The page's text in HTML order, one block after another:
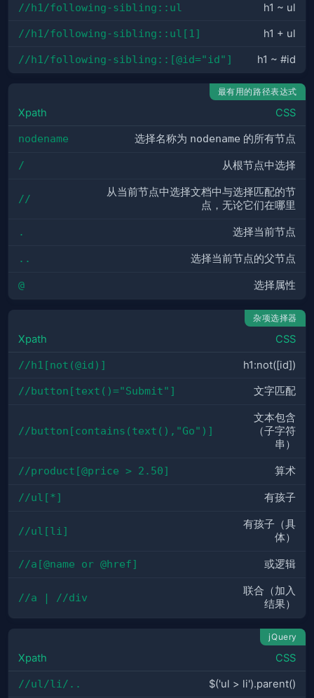
//h1/following-sibling::ul h1 ~ ul
//h1/following-sibling::ul[1] h1 + ul
//h1/following-sibling::[@id="id"] h1 ~ #id
最有用的路径表达式
Xpath CSS
nodename 选择名称为 nodename 的所有节点
/ 从根节点中选择
//
从当前节点中选择文档中与选择匹配的节
点，无论它们在哪里
. 选择当前节点
.. 选择当前节点的父节点
@ 选择属性
杂项选择器
Xpath CSS
//h1[not(@id)] h1:not([id])
//button[text()="Submit"] 文字匹配
//button[contains(text(),"Go")]
文本包含
（子字符
串）
//product[@price > 2.50] 算术
//ul[*] 有孩子
//ul[li]
有孩子（具
体）
//a[@name or @href] 或逻辑
//a | //div
联合（加入
结果）
jQuery
Xpath CSS
//ul/li/.. $('ul > li').parent()